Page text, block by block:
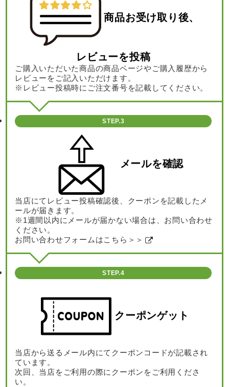
商品お受け取り後、
レビューを投稿
ご購入いただいた商品の商品ページやご購入履歴から
レビューをご記入いただけます。
※レビュー投稿時にご注文番号を記載してください。
STEP.3
メールを確認
当店にてレビュー投稿確認後、クーポンを記載したメ
ールが届きます。
※1週間以内にメールが届かない場合は、お問い合わせ
ください。
お問い合わせフォームはこちら＞＞
STEP.4
クーポンゲット
当店から送るメール内にてクーポンコードが記載され
ています。
次回、当店をご利用の際にクーポンをご利用くださ
い。